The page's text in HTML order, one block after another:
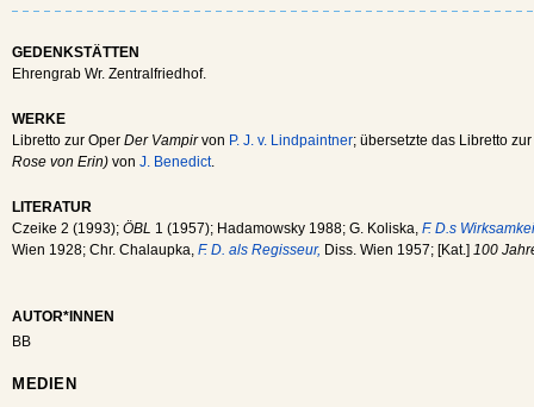
GEDENKSTÄTTEN
Ehrengrab Wr. Zentralfriedhof.
WERKE
Libretto zur Oper Der Vampirvon P. J. v. Lindpaintner; übersetzte das Libretto
Rose von Erin) von J. Benedict.
LITERATUR
Czeike 2 (1993); ÖBL 1 (1957); Hadamowsky 1988; G. Koliska, F. D.s
Wien 1928; Chr. Chalaupka, F. D. als Regisseur, Diss. Wien 1957; [Kat.] 100
AUTOR*INNEN
BB
MEDIEN